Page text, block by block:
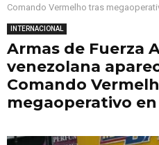
Comando Vermelho tras
INTERNACIONAL
Armas de Fuerza
venezolana
Comando
megaoperativo